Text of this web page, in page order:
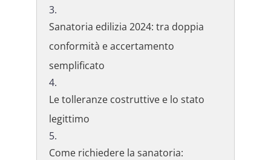
Sanatoria edilizia 2024: tra doppia
conformità e accertamento
semplificato
Le tolleranze costruttive e lo stato
legittimo
Come richiedere la sanatoria: